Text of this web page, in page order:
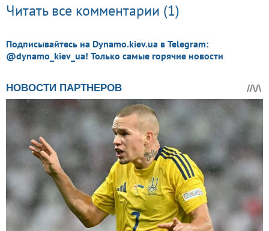
Читать все комментарии (1)
Подписывайтесь на Dynamo.kiev.ua в Telegram:
@dynamo_kiev_ua! Только самые горячие новости